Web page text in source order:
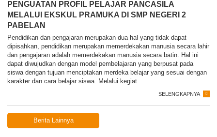
PENGUATAN PROFIL PELAJAR PANCASILA
MELALUI EKSKUL PRAMUKA DI SMP NEGERI 2
PABELAN
Pendidikan dan pengajaran merupakan dua hal yang tidak dapat
dipisahkan, pendidikan merupakan memerdekakan manusia secara lahir
dan pengajaran adalah memerdekakan manusia secara batin. Hal ini
dapat diwujudkan dengan model pembelajaran yang berpusat pada
siswa dengan tujuan menciptakan merdeka belajar yang sesuai dengan
karakter dan cara belajar siswa. Melalui kegiat
SELENGKAPNYA
Berita Lainnya